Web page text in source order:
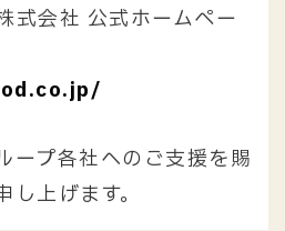
式会社 公式ホームペー
ープ各社へのご支援を賜
上げます。